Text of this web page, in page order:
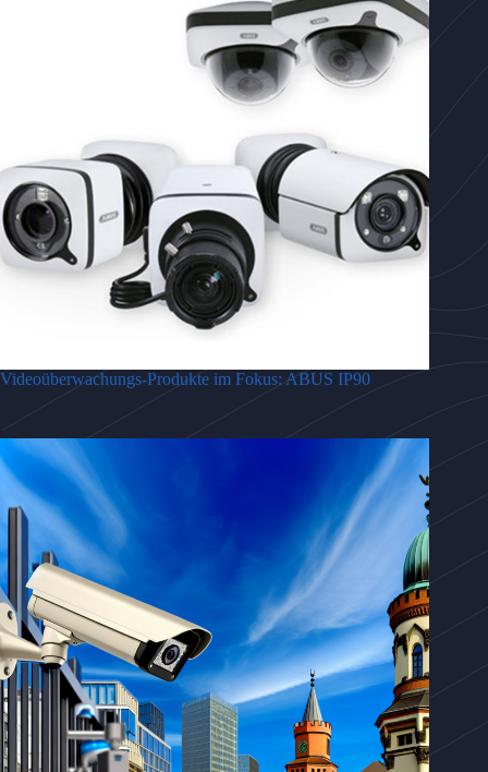
Videoüberwachungs-Produkte im Fokus: ABUS IP90